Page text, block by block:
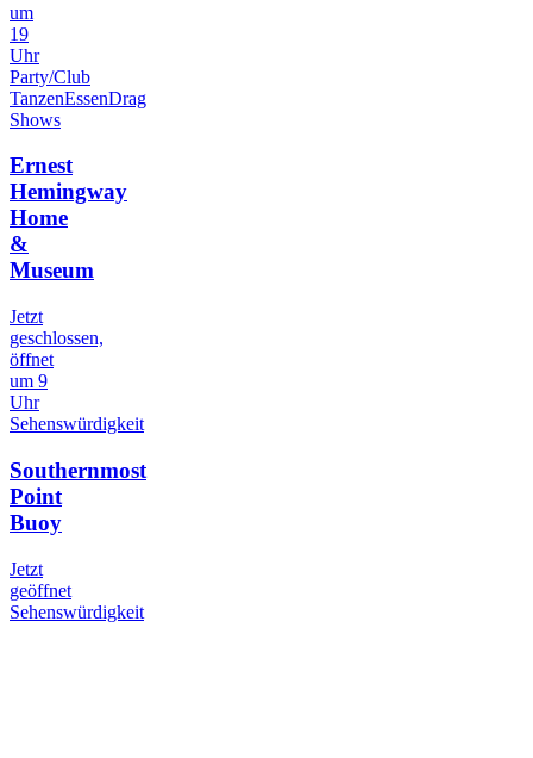
um
19
Uhr
Party/Club
TanzenEssenDrag
Shows
Ernest
Hemingway
Home
&
Museum
Jetzt
geschlossen,
öffnet
um 9
Uhr
Sehenswürdigkeit
Southernmost
Point
Buoy
Jetzt
geöffnet
Sehenswürdigkeit